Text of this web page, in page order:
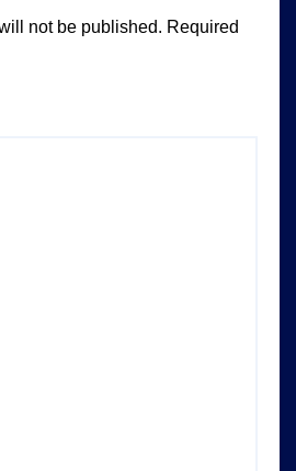
not be published. Required